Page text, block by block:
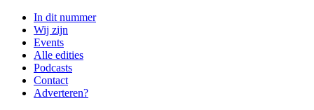
In dit nummer
Wij zijn
Events
Alle edities
Podcasts
Contact
Adverteren?